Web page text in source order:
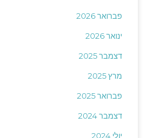
פברואר 2026
ינואר 2026
דצמבר 2025
מרץ 2025
פברואר 2025
דצמבר 2024
יולי 2024